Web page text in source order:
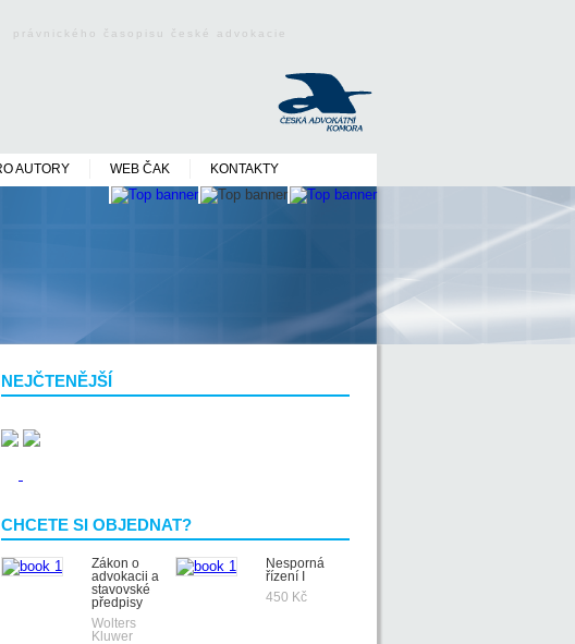
právnického časopisu české advokacie
AUTORY WEB ČAK KONTAKTY
NEJČTENĚJŠÍ
CHCETE SI OBJEDNAT?
Zákon o
advokacii a
stavovské
předpisy
Wolters
Kluwer
Nesporná
řízení I
450 Kč